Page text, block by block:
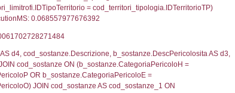
=
= 3608 ) AND
0.052165985107422
f_territori_limitrofi INNER JOIN